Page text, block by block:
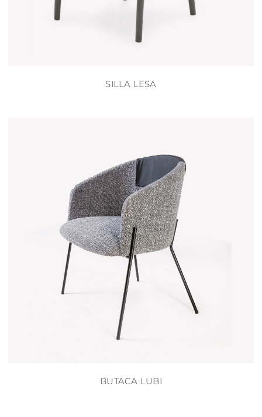
SILLA LESA
BUTACA LUBI